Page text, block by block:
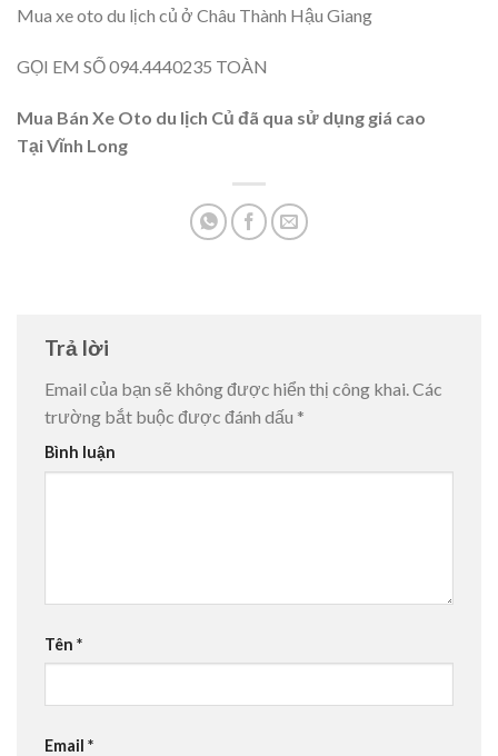
Mua xe oto du lịch củ ở Châu Thành Hậu Giang
GỌI EM SỐ 094.4440235 TOÀN
Mua Bán Xe Oto du lịch Củ đã qua sử dụng giá cao
TạiVĩnh Long
Trả lời
Email của bạn sẽ không được hiển thị công khai.Các
trường bắt buộc được đánh dấu *
Bình luận
Tên *
Email *